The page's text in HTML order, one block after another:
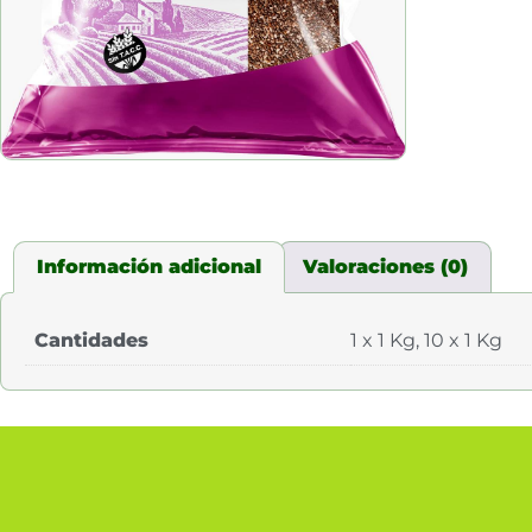
Información adicional Valoraciones (0)
Cantidades 1 x 1 Kg, 10 x 1 Kg